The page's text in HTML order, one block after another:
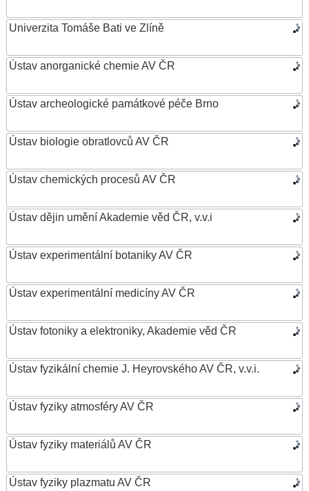
Univerzita Tomáše Bati ve Zlíně
Ústav anorganické chemie AV ČR
Ústav archeologické památkové péče Brno
Ústav biologie obratlovců AV ČR
Ústav chemických procesů AV ČR
Ústav dějin umění Akademie věd ČR, v.v.i
Ústav experimentální botaniky AV ČR
Ústav experimentální medicíny AV ČR
Ústav fotoniky a elektroniky, Akademie věd ČR
Ústav fyzikální chemie J. Heyrovského AV ČR, v.v.i.
Ústav fyziky atmosféry AV ČR
Ústav fyziky materiálů AV ČR
Ústav fyziky plazmatu AV ČR